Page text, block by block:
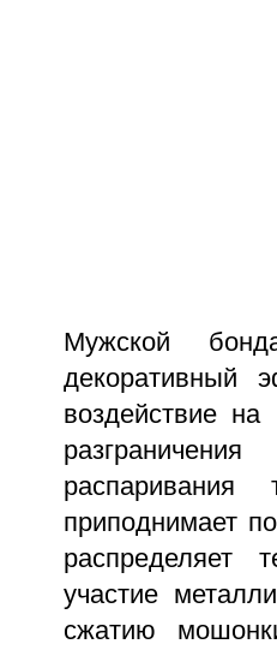
Мужской
декоративный
воздействие
распаривания
приподнимает
распределяет
участие
сжатию